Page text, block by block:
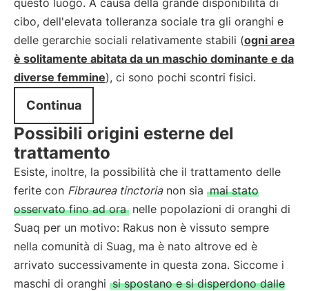
questo luogo. A causa della grande disponibilità di
cibo, dell'elevata tolleranza sociale tra gli oranghi e
delle gerarchie sociali relativamente stabili (ogni area
è solitamente abitata da un maschio dominante e da
diverse femmine), ci sono pochi scontri fisici.
Continua
Possibili origini esterne del
trattamento
Esiste, inoltre, la possibilità che il trattamento delle
ferite con Fibraurea tinctorianon sia mai stato
osservato fino ad ora nelle popolazioni di oranghi di
Suaq per un motivo: Rakus non è vissuto sempre
nella comunità di Suag, ma è nato altrove ed è
arrivato successivamente in questa zona. Siccome i
maschi di oranghi si spostano e si disperdono dalle